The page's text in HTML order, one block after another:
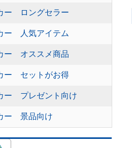
ー ロングセラー
ー 人気アイテム
ー オススメ商品
ー セットがお得
ー プレゼント向け
ー 景品向け